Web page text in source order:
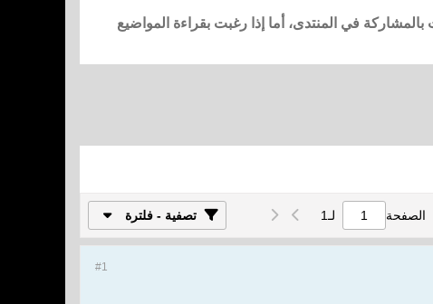
بالمشاركة في المنتدى، أما إذا رغبت بقراءة المواضيع
الصفحة لـ1 تصفية - فلترة
#1